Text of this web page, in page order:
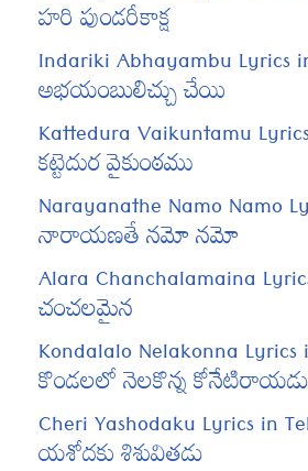
హరి పుండరీకాక్ష
Indariki Abhayambu Lyrics
అభయంబులిచ్చు చేయి
Kattedura Vaikuntamu
కట్టెదుర వైకుంఠము
Narayanathe Namo Namo
నారాయణతే నమో నమో
Alara Chanchalamaina
చంచలమైన
Kondalalo Nelakonna Lyrics
కొండలలో నెలకొన్న కోనేటిరాయడు
Cheri Yashodaku Lyrics in
యశోదకు శిశువితడు